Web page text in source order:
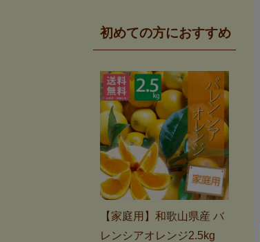
初めての方におすすめ
【家庭用】和歌山県産 バ
レンシアオレンジ2.5kg